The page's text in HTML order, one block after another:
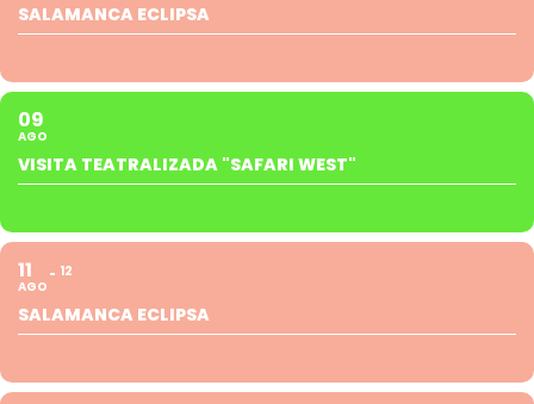
SALAMANCA ECLIPSA
09
AGO
VISITA TEATRALIZADA "SAFARI WEST"
11
AGO
12
SALAMANCA ECLIPSA